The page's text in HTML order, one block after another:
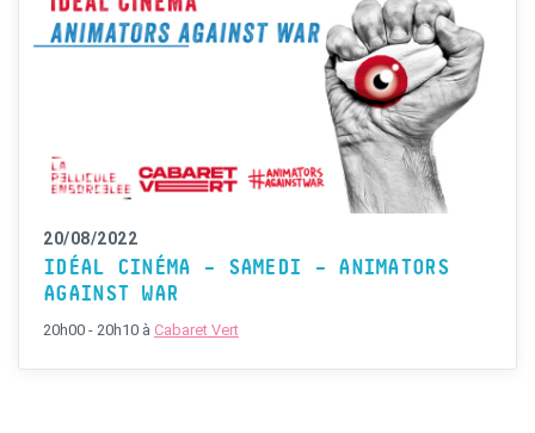
20/08/2022
IDÉAL CINÉMA – SAMEDI – ANIMATORS
AGAINST WAR
20h00 - 20h10 à Cabaret Vert